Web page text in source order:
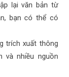
lại văn bản từ
bạn có thể có
trích xuất thông
và nhiều nguồn